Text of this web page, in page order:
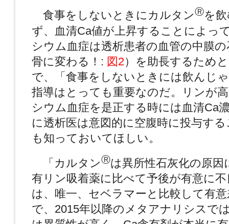
食事をしないときにカルタンⓇを
ず、血清Ca値が上昇することによっ
シウム血症は透析患者の血管の中膜
骨に変わる！: 図2）を助長するため
で、「食事をしないときには飲んじ
指導はとっても重要なのだ。リンが
シウム血症を是正する時には血清Ca
に透析医は意図的に空腹時に投与す
も知っておいてほしい。
「カルタンⓇは異所性石灰化の原因
有リン吸着薬に比べて予後が有意に
は、唯一、セベラマーと比較して有
で、2015年以降のメタアナリシスで